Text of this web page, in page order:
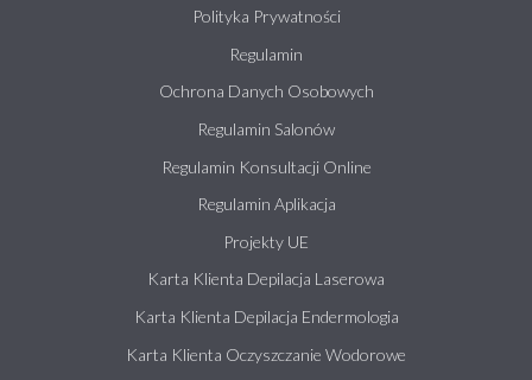
Polityka Prywatności
Regulamin
Ochrona Danych Osobowych
Regulamin Salonów
Regulamin Konsultacji Online
Regulamin Aplikacja
Projekty UE
Karta Klienta Depilacja Laserowa
Karta Klienta Depilacja Endermologia
Karta Klienta Oczyszczanie Wodorowe